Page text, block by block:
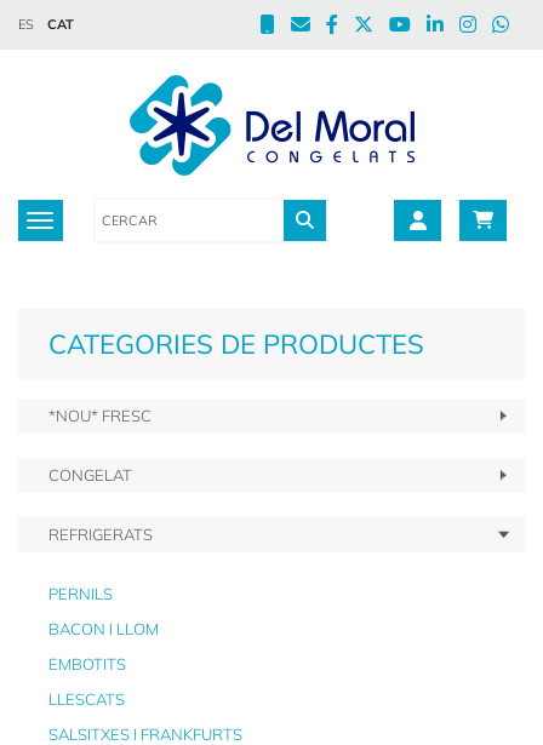
ES CAT
Toggle navigation
CATEGORIES DE PRODUCTES
*NOU* FRESC
CONGELAT
REFRIGERATS
PERNILS
BACON I LLOM
EMBOTITS
LLESCATS
SALSITXES I FRANKFURTS